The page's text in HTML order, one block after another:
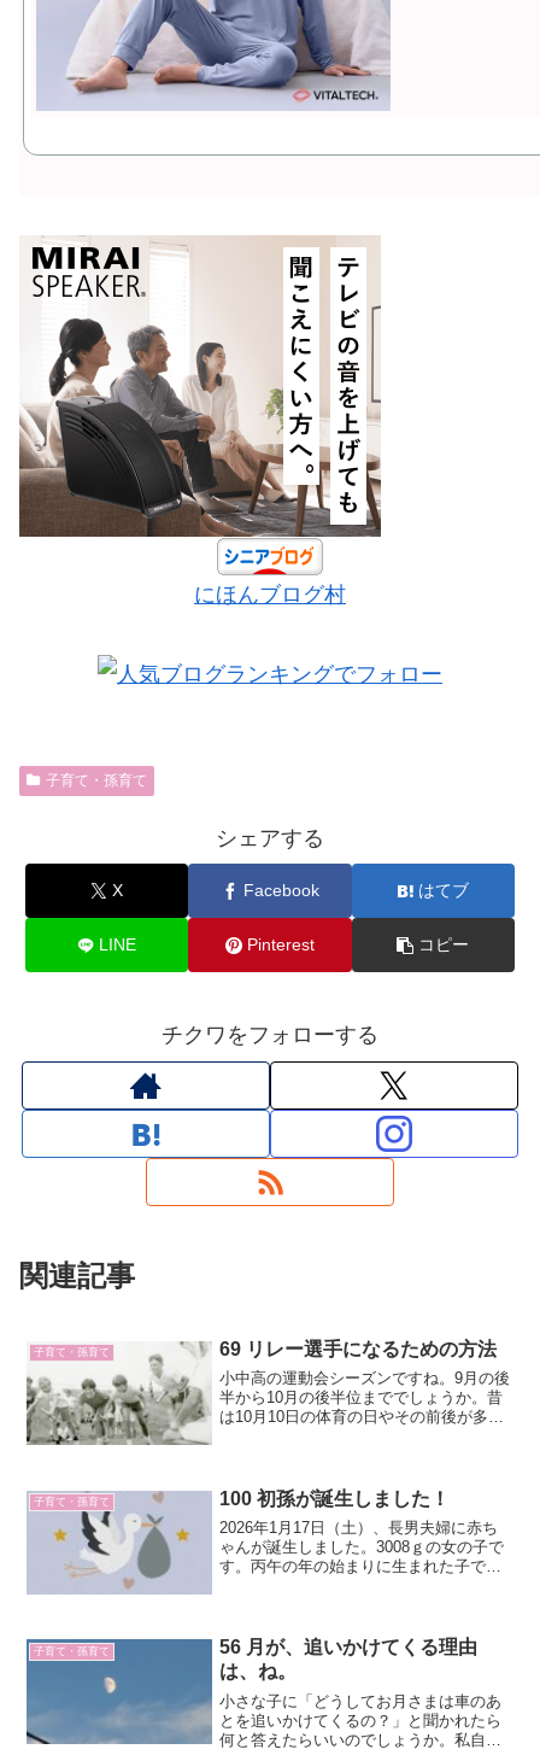
にほんブログ村
子育て・孫育て
シェアする
X Facebook はてブ
LINE Pinterest コピー
チクワをフォローする
関連記事
子育て・孫育て 69 リレー選手になるための方法
小中高の運動会シーズンですね。9月の後
半から10月の後半位まででしょうか。昔
は10月10日の体育の日やその前後が多か
をよく覚えています。とくに「かけっ
こ」のことを。
子育て・孫育て 100 初孫が誕生しました！
2026年1月17日（土）、長男夫婦に赤ち
ゃんが誕生しました。3008ｇの女の子で
す。丙午の年の始まりに生まれた子です
子育て・孫育て
56 月が、追いかけてくる理由
は、ね。
小さな子に「どうしてお月さまは車のあ
とを追いかけてくるの？」と聞かれたら
何と答えたらいいのでしょうか。私自